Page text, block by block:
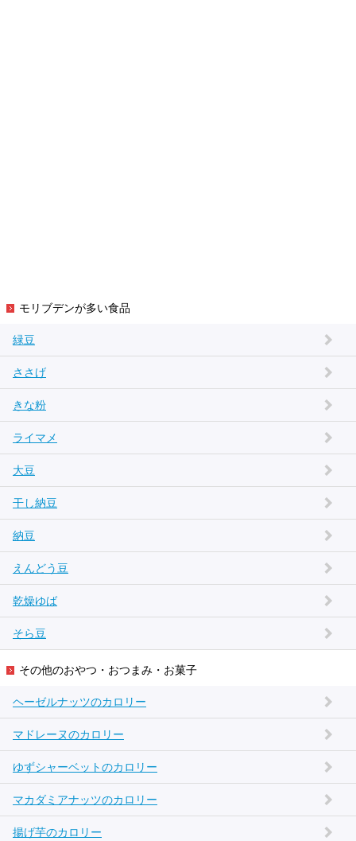
モリブデンが多い食品
緑豆
ささげ
きな粉
ライマメ
大豆
干し納豆
納豆
えんどう豆
乾燥ゆば
そら豆
その他のおやつ・おつまみ・お菓子
ヘーゼルナッツのカロリー
マドレーヌのカロリー
ゆずシャーベットのカロリー
マカダミアナッツのカロリー
揚げ芋のカロリー